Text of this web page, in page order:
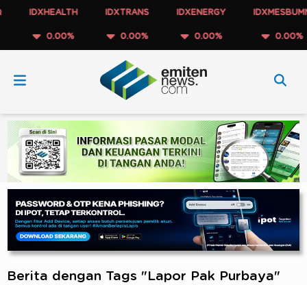
IDXHEALTH
0.00%
IDXTRANS
0.00%
IDXENERGY
0.00%
IDXMESBUMN
0.00%
Berita dengan Tags "Lapor Pak Purbaya"